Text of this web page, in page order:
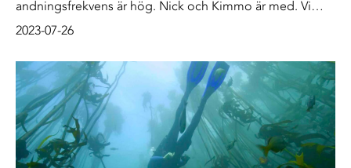
andningsfrekvens är hög. Nick och Kimmo är med. Vi
ska egentligen vara vår ”säkerhetsdykare” – men det har
kommer gäller det att ta den!
2023-07-26